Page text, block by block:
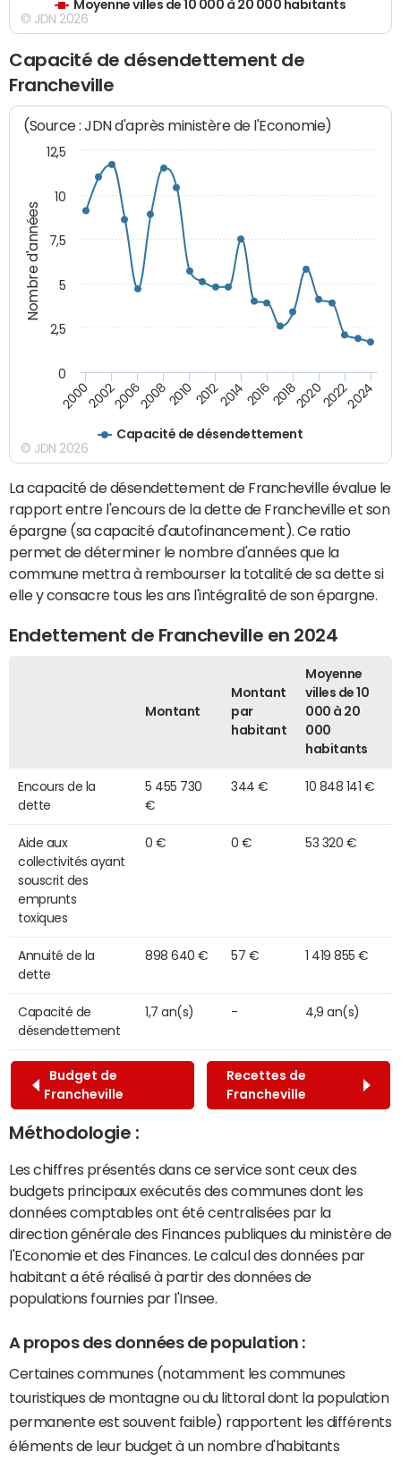
Moyenne villes de 10 000 à 20 000 habitants
© JDN 2026
Capacité de désendettement de
Francheville
Nombre d'années
(Source : JDN d'après ministère de l'Economie)
Capacité de désendettement
20002002200620082010 2012201420162018202020222024
0
2,5
5
7,5
10
12,5
© JDN 2026
La capacité de désendettement de Francheville évalue le
rapport entre l'encours de la dette de Francheville et son
épargne (sa capacité d'autofinancement). Ce ratio
permet de déterminer le nombre d'années que la
commune mettra à rembourser la totalité de sa dette si
elle y consacre tous les ans l'intégralité de son épargne.
Endettement de Francheville en 2024
Montant
Montant
par
habitant
Moyenne
villes de 10
000 à 20
000
habitants
Encours de la
dette
5 455 730
€
344 € 10 848 141 €
Aide aux
collectivités ayant
souscrit des
emprunts
toxiques
0 € 0 € 53 320 €
Annuité de la
dette
898 640 € 57 € 1 419 855 €
Capacité de
désendettement
1,7 an(s) - 4,9 an(s)
Budget de
Francheville
Recettes de
Francheville
Méthodologie :
Les chiffres présentés dans ce service sont ceux des
budgets principaux exécutés des communes dont les
données comptables ont été centralisées par la
direction générale des Finances publiques du ministère de
l'Economie et des Finances. Le calcul des données par
habitant a été réalisé à partir des données de
populations fournies par l'Insee.
A propos des données de population :
Certaines communes (notamment les communes
touristiques de montagne ou du littoral dont la population
permanente est souvent faible) rapportent les différents
éléments de leur budget à un nombre d'habitants